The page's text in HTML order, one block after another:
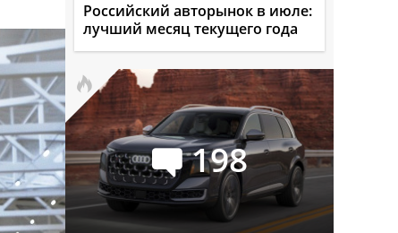
Российский авторынок в июле:
лучший месяц текущего года
198